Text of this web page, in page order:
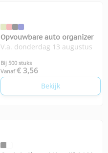
Opvouwbare auto organizer
V.a. donderdag 13 augustus
Bij 500 stuks
Vanaf € 3,56
Bekijk